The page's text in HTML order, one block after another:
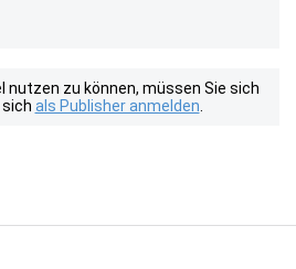
nutzen zu können, müssen Sie sich
als Publisher anmelden